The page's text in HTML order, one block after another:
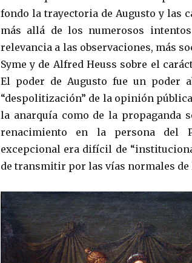
fondo la trayectoria de Augusto y las
más allá de los numerosos
relevancia a las observaciones, más
Syme y de Alfred Heuss sobre el
El poder de Augusto fue un poder
“despolitización” de la opinión
la anarquía como de la propaganda
renacimiento en la persona del
excepcional era difícil de
de transmitir por las vías normales